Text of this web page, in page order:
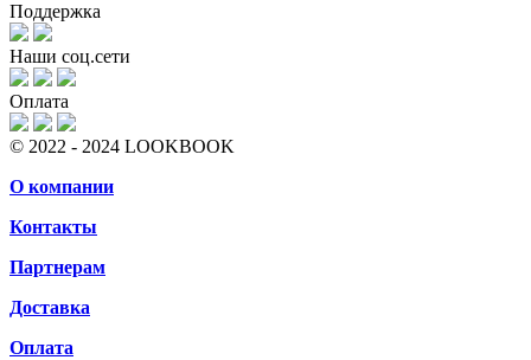
Поддержка
Наши соц.сети
Оплата
© 2022 - 2024 LOOKBOOK
О компании
Контакты
Партнерам
Доставка
Оплата